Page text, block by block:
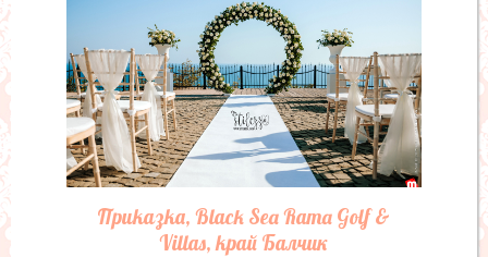
Нещо синьо 2, Black Sea Rama Golf &